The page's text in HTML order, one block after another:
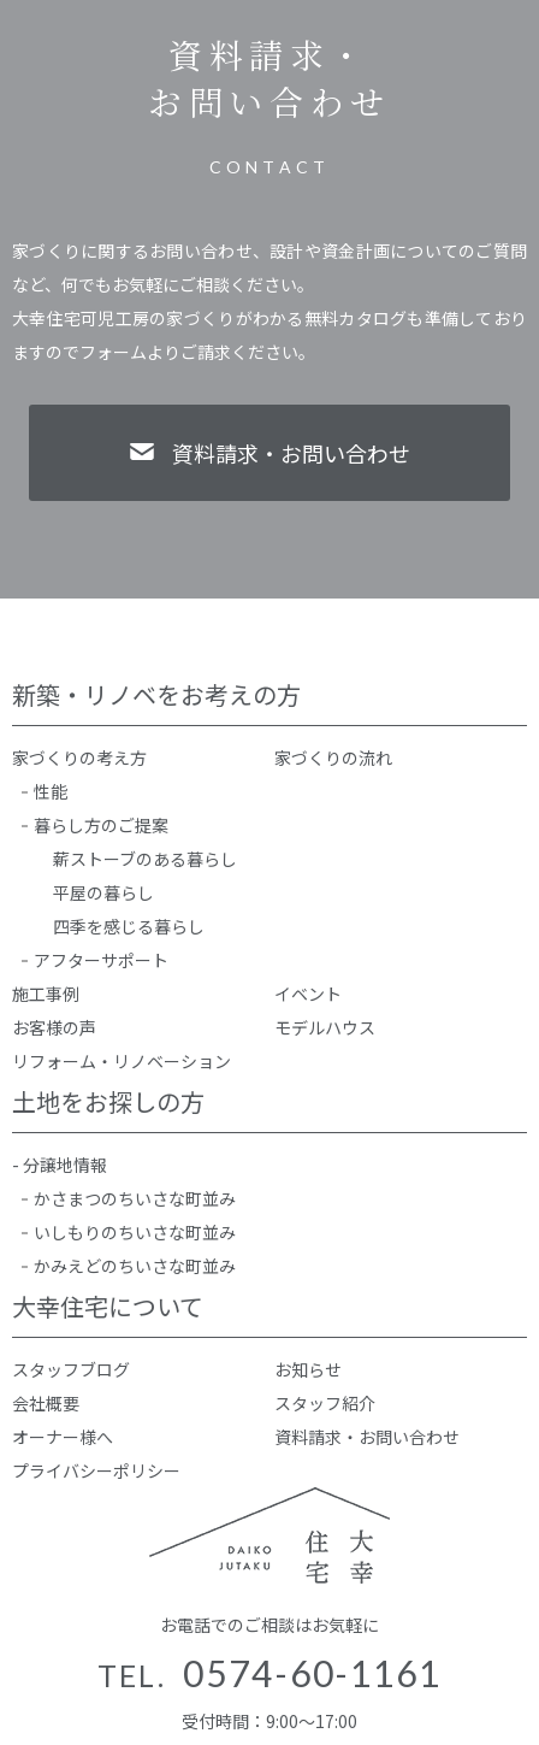
資料請求・
お問い合わせ
CONTACT
家づくりに関するお問い合わせ、設計や資金計画についてのご質問
など、何でもお気軽にご相談ください。
大幸住宅可児工房の家づくりがわかる無料カタログも準備しており
ますのでフォームよりご請求ください。
資料請求・お問い合わせ
お電話でのご相談はお気軽に
TEL. 0574-60-1161
受付時間：9:00～17:00
新築・リノベをお考えの方
家づくりの考え方
性能
暮らし方のご提案
薪ストーブのある暮らし
平屋の暮らし
四季を感じる暮らし
アフターサポート
家づくりの流れ
施工事例
イベント
お客様の声
モデルハウス
リフォーム・リノベーション
土地をお探しの方
- 分譲地情報
かさまつのちいさな町並み
いしもりのちいさな町並み
かみえどのちいさな町並み
大幸住宅について
スタッフブログ
お知らせ
会社概要
スタッフ紹介
オーナー様へ
資料請求・お問い合わせ
プライバシーポリシー